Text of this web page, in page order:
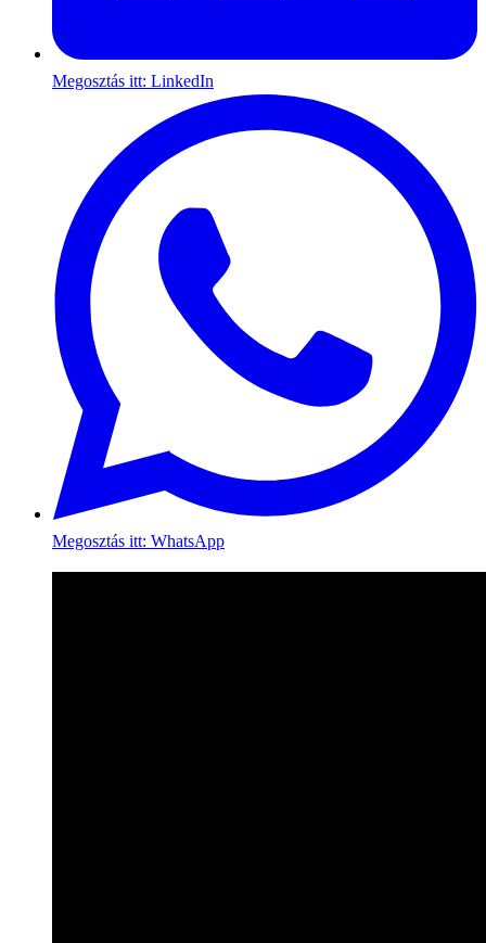
Megosztás itt: LinkedIn
Megosztás itt: WhatsApp